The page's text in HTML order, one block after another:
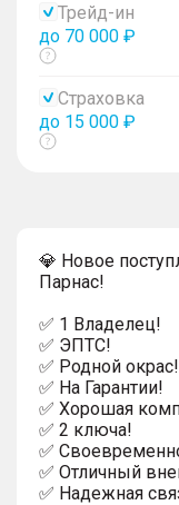
Трейд-ин
до 70 000 ₽
Показать
Страховка
до 15 000 ₽
Показать
💎 Новое
Парнас!
✅ 1 Владелец!
✅ ЭПТС!
✅ Родной окрас!
✅ На Гарантии!
✅ Хорошая
✅ 2 ключа!
✅
✅ Отличный
✅ Надежная